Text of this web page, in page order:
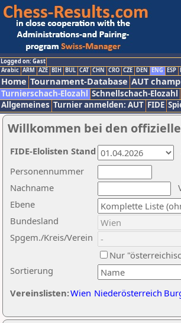
Logged on: Gast
Arabic ARM AZE BIH BUL CAT CHN CRO CZE DEN ENG ESP
Home Tournament-Database AUT
Turnierschach-Elozahl Schnellschach-Elozahl
Allgemeines Turnier anmelden: AUT FIDE
Willkommen bei den
Nachname
Ebene
Sortierung
Personennummer
Bundesland
Spgem./Kreis/Verein
Nur
Vereinslisten:Wien Niederösterreich
FIDE-Elolisten Stand